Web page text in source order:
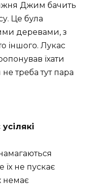
Джим бачить
Це була
деревами, з
іншого. Лукас
їхати
треба тут пара
їх не пускає
немає